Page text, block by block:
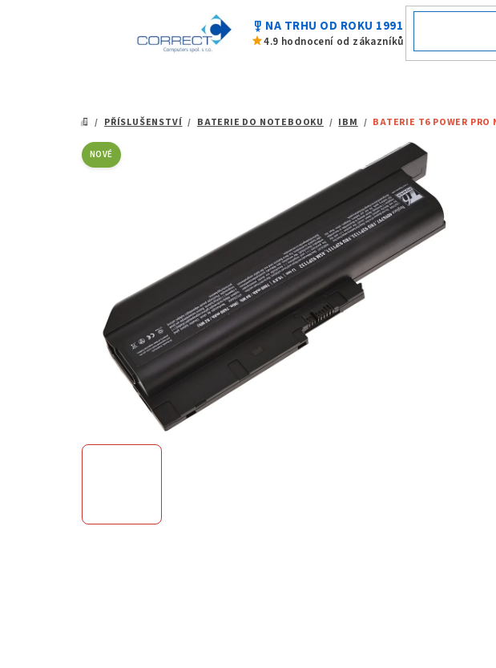
military_tech NA TRHU OD ROKU 1991
star4.9 hodnocení od zákazníků
DOMŮ
/ PŘÍSLUŠENSTVÍ / BATERIE DO NOTEBOOKU / IBM / BATERIE T6 POWER
NOVÉ
hvězdiček.